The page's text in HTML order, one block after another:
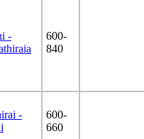
-
600-
840
-
600-
660